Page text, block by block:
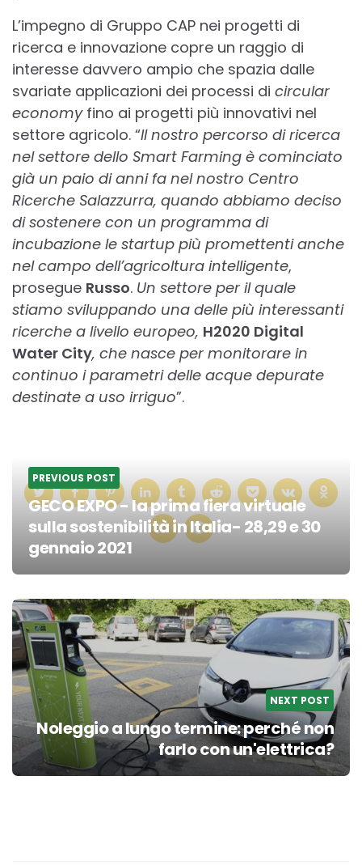
L’impegno di Gruppo CAP nei progetti di
ricerca e innovazione copre un raggio di
interesse davvero ampio che spazia dalle
svariate applicazioni dei processi di circular
economy fino ai progetti più innovativi nel
settore agricolo. “Il nostro percorso di ricerca
nel settore dello Smart Farming è cominciato
già un paio di anni fa nel nostro Centro
Ricerche Salazzurra, quando abbiamo deciso
di sostenere con un programma di
incubazione le startup più promettenti anche
nel campo dell’agricoltura intelligente,
prosegue Russo. Un settore per il quale
stiamo sviluppando una delle più interessanti
ricerche a livello europeo, H2020 Digital
Water City, che nasce per monitorare in
continuo i parametri delle acque depurate
destinate a uso irriguo”.
Post
navigation
PREVIOUS POST
GECO EXPO - la prima fiera virtuale
sulla sostenibilità in Italia- 28,29 e 30
gennaio 2021
NEXT POST
Noleggio a lungo termine: perché non
farlo con un'elettrica?